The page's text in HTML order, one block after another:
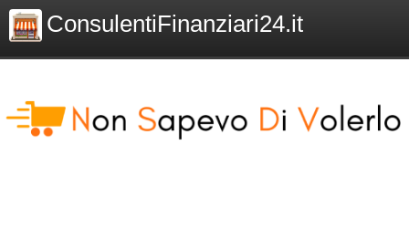
ConsulentiFinanziari24.it